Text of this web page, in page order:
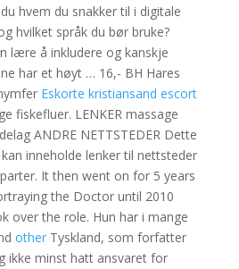
hvem du snakker til i digitale
hvilket språk du bør bruke?
lære å inkludere og kanskje
har et høyt … 16,- BH Hares
Eskorte kristiansand escort
fiskefluer. LENKER massage
ANDRE NETTSTEDER Dette
inneholde lenker til nettsteder
It then went on for 5 years
the Doctor until 2010
over the role. Hun har i mange
otherTyskland, som forfatter
ikke minst hatt ansvaret for